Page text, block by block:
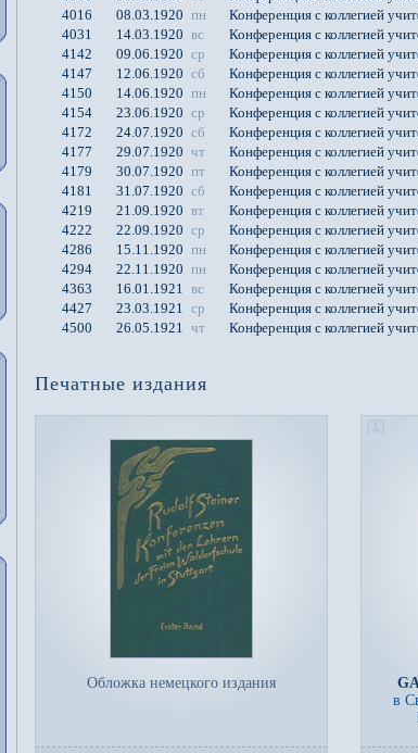
4016
08.03.1920 пн
Конференция с коллегией
4031
14.03.1920 вс
Конференция с коллегией
4142
09.06.1920 ср
Конференция с коллегией
4147
12.06.1920 сб
Конференция с коллегией
4150
14.06.1920 пн
Конференция с коллегией
4154
23.06.1920 ср
Конференция с коллегией
4172
24.07.1920 сб
Конференция с коллегией
4177
29.07.1920 чт
Конференция с коллегией
4179
30.07.1920 пт
Конференция с коллегией
4181
31.07.1920 сб
Конференция с коллегией
4219
21.09.1920 вт
Конференция с коллегией
4222
22.09.1920 ср
Конференция с коллегией
4286
15.11.1920 пн
Конференция с коллегией
4294
22.11.1920 пн
Конференция с коллегией
4363
16.01.1921 вс
Конференция с коллегией
4427
23.03.1921 ср
Конференция с коллегией
4500
26.05.1921 чт Конференция с коллегией
Печатные издания
Обложка немецкого издания
в